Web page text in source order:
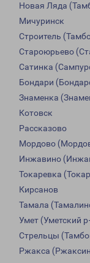
Новая Ляда
Мичуринск
Строитель
Староюрьево
Сатинка
Бондари
Знаменка
Котовск
Рассказово
Мордово
Инжавино
Токаревка
Кирсанов
Тамала
Умет (Уметский
Стрельцы
Ржакса